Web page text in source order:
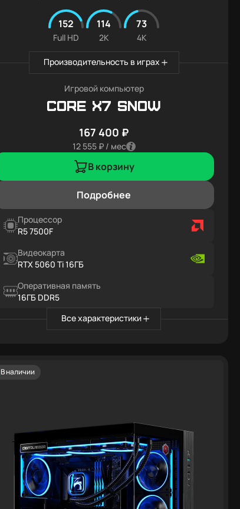
152
Full HD
114
2K
73
4K
Производительность в играх
Игровой компьютер
Core X7 SNOW
167 400 ₽
12 555 ₽ / мес
В корзину
Подробнее
Процессор
R5 7500F
Видеокарта
RTX 5060 Ti 16ГБ
Оперативная память
16ГБ DDR5
Все характеристики
В наличии